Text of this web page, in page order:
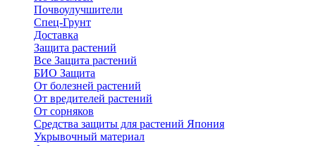
Почвоулучшители
Спец-Грунт
Доставка
Защита растений
Все Защита растений
БИО Защита
От болезней растений
От вредителей растений
От сорняков
Средства защиты для растений Япония
Укрывочный материал